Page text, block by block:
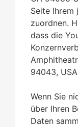
Seite
zuordnen.
dass die
94043,
Wenn Sie
über Ihren
Daten